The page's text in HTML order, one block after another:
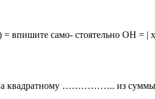
само- стоятельно ОН = |
квадратному ……………..